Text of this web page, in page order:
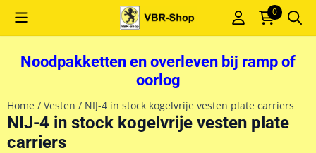
Cookievoorkeuren zijn momenteel gesloten. 0
Noodpakketten en overleven bij ramp of
oorlog
Home / Vesten / NIJ-4 in stock kogelvrije vesten plate carriers
NIJ-4 in stock kogelvrije vesten plate
carriers